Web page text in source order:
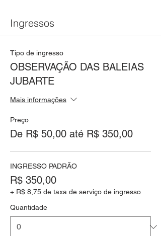
Ingressos
Tipo de ingresso
OBSERVAÇÃO DAS BALEIAS
JUBARTE
Mais informações
Preço
De R$ 50,00 até R$ 350,00
INGRESSO PADRÃO
R$ 350,00
+ R$ 8,75 de taxa de serviço de ingresso
Quantidade